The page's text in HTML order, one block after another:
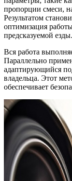
пропорции смеси,
Результатом
оптимизация
предсказуемой езды.
Вся работа
Параллельно
адаптирующийся
владельца. Этот
обеспечивает